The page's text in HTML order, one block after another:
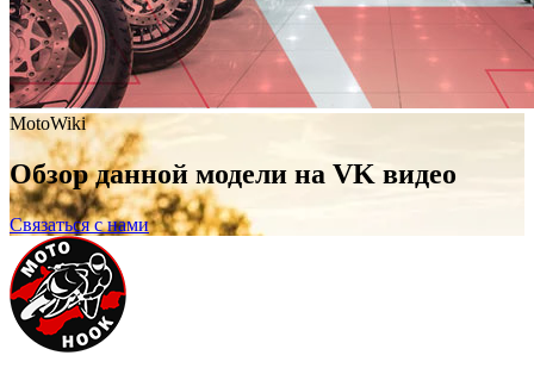
MotoWiki
Обзор данной модели на VK видео
Связаться с нами